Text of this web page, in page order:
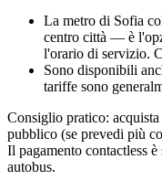
La metro di Sofia
centro città — è
l'orario di servizio.
Sono disponibili
tariffe sono
Consiglio pratico:
pubblico (se prevedi più
Il pagamento contactless
autobus.